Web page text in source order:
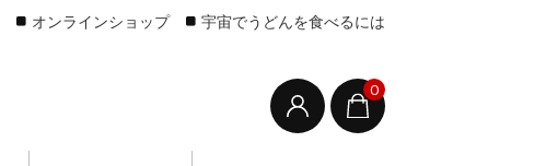
0
オンラインショップ 宇宙でうどんを食べるには